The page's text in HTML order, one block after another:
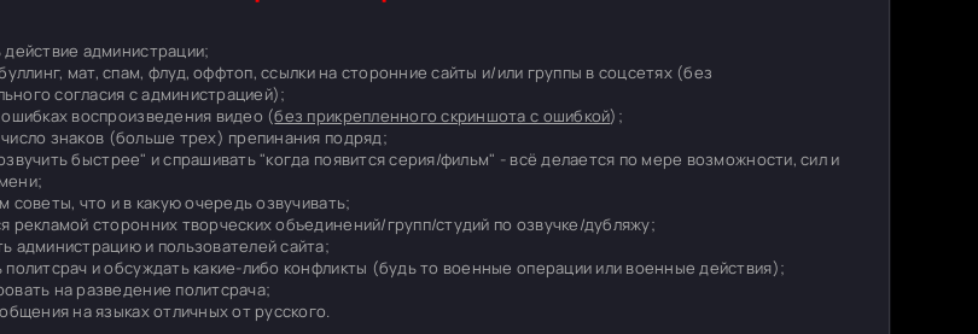
действие администрации;
мат, спам, флуд, оффтоп, ссылки на сторонние сайты и/или группы в соцсетях (без
согласия с администрацией);
воспроизведения видео (без прикрепленного скриншота с ошибкой);
знаков (больше трех) препинания подряд;
быстрее" и спрашивать "когда появится серия/фильм" - всё делается по мере возможности, сил и
советы, что и в какую очередь озвучивать;
рекламой сторонних творческих объединений/групп/студий по озвучке/дубляжу;
администрацию и пользователей сайта;
политсрач и обсуждать какие-либо конфликты (будь то военные операции или военные действия);
на разведение политсрача;
на языках отличных от русского.